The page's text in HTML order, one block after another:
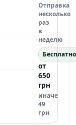
Отправка
несколько
раз
в
неделю
Бесплатно
от
650
грн
иначе
49
грн